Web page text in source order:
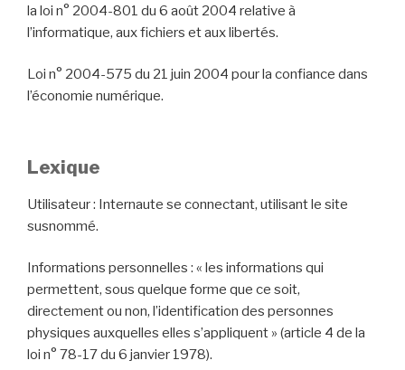
la loi n° 2004-801 du 6 août 2004 relative à
l’informatique, aux fichiers et aux libertés.
Loi n° 2004-575 du 21 juin 2004 pour la confiance dans
l’économie numérique.
Lexique
Utilisateur : Internaute se connectant, utilisant le site
susnommé.
Informations personnelles : « les informations qui
permettent, sous quelque forme que ce soit,
directement ou non, l’identification des personnes
physiques auxquelles elles s’appliquent » (article 4 de la
loi n° 78-17 du 6 janvier 1978).